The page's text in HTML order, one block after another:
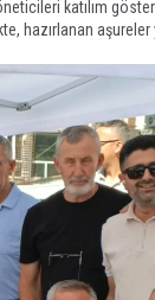
katılım
hazırlanan